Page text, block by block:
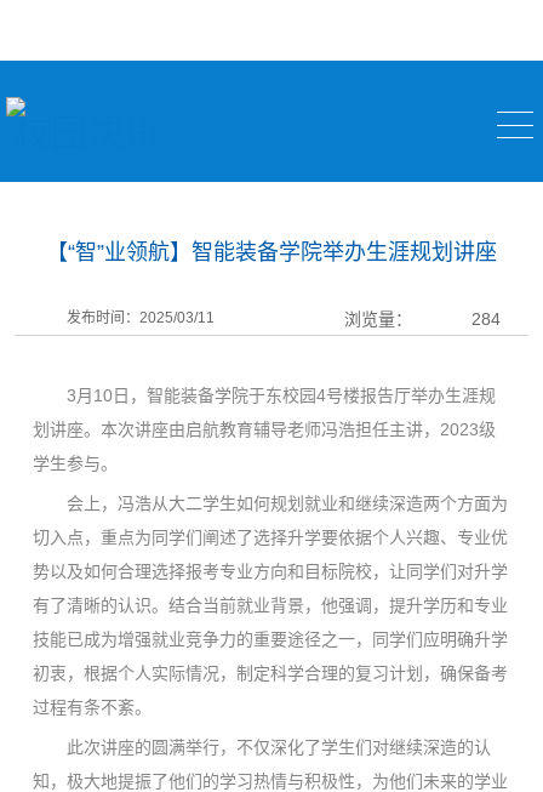
【“智”业领航】智能装备学院举办生涯规划讲座
发布时间：2025/03/11 浏览量： 284
3月10日，智能装备学院于东校园4号楼报告厅举办生涯规
划讲座。本次讲座由启航教育辅导老师冯浩担任主讲，2023级
学生参与。
会上，冯浩从大二学生如何规划就业和继续深造两个方面为
切入点，重点为同学们阐述了选择升学要依据个人兴趣、专业优
势以及如何合理选择报考专业方向和目标院校，让同学们对升学
有了清晰的认识。结合当前就业背景，他强调，提升学历和专业
技能已成为增强就业竞争力的重要途径之一，同学们应明确升学
初衷，根据个人实际情况，制定科学合理的复习计划，确保备考
过程有条不紊。
此次讲座的圆满举行，不仅深化了学生们对继续深造的认
知，极大地提振了他们的学习热情与积极性，为他们未来的学业